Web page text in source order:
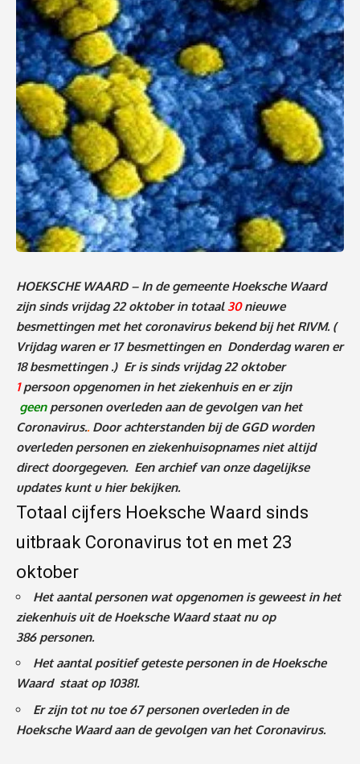
HOEKSCHE WAARD – In de gemeente Hoeksche Waard
zijn sinds vrijdag 22 oktober in totaal 30 nieuwe
besmettingen met het coronavirus bekend bij het RIVM. (
Vrijdag waren er 17 besmettingen en Donderdag waren er
18 besmettingen .) Er is sinds vrijdag 22 oktober
1persoon opgenomen in het ziekenhuis en er zijn
geenpersonen overleden aan de gevolgen van het
Coronavirus.. Door achterstanden bij de GGD worden
overleden personen en ziekenhuisopnames niet altijd
direct doorgegeven. Een archief van onze dagelijkse
updates kunt u hierbekijken.
Totaal cijfers Hoeksche Waard sinds
uitbraak Coronavirus tot en met 23
oktober
Het aantal personen wat opgenomen is geweest in het
ziekenhuis uit de Hoeksche Waard staat nu op
386 personen.
Het aantal positief geteste personen in de Hoeksche
Waard staat op 10381.
Er zijn tot nu toe 67 personen overleden in de
Hoeksche Waard aan de gevolgen van het Coronavirus.